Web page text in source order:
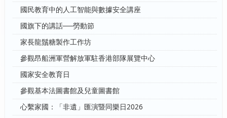
國民教育中的人工智能與數據安全講座
國旗下的講話──勞動節
家長龍鬚糖製作工作坊
參觀昂船洲軍營解放軍駐香港部隊展覽中心
國家安全教育日
參觀基本法圖書館及兒童圖書館
心繫家國：「非遺」匯演暨同樂日2026